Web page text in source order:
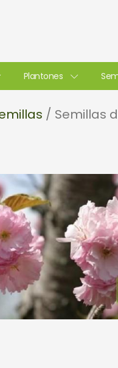
Plantones
/ Semillas